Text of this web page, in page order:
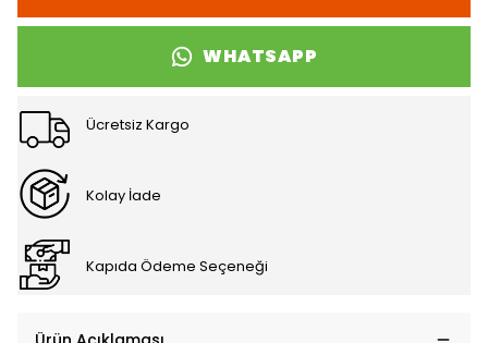
WHATSAPP
Ücretsiz Kargo
Kolay İade
Kapıda Ödeme Seçeneği